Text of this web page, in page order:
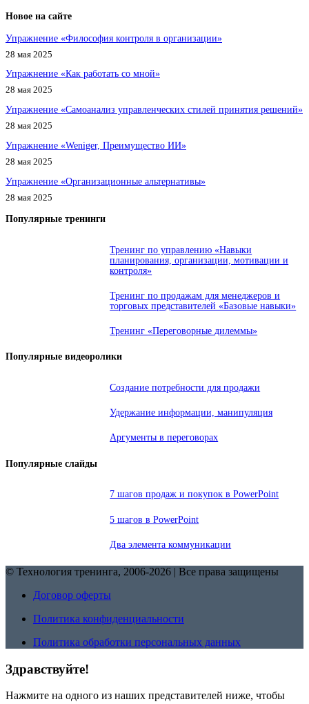
Новое на сайте
Упражнение «Философия контроля в организации»
28 мая 2025
Упражнение «Как работать со мной»
28 мая 2025
Упражнение «Самоанализ управленческих стилей принятия решений»
28 мая 2025
Упражнение «Weniger, Преимущество ИИ»
28 мая 2025
Упражнение «Организационные альтернативы»
28 мая 2025
Популярные тренинги
Тренинг по управлению «Навыки
планирования, организации, мотивации и
контроля»
Тренинг по продажам для менеджеров и
торговых представителей «Базовые навыки»
Тренинг «Переговорные дилеммы»
Популярные видеоролики
Создание потребности для продажи
Удержание информации, манипуляция
Аргументы в переговорах
Популярные слайды
7 шагов продаж и покупок в PowerPoint
5 шагов в PowerPoint
Два элемента коммуникации
© Технология тренинга, 2006-2026 | Все права защищены
Договор оферты
Политика конфиденциальности
Политика обработки персональных данных
Здравствуйте!
Нажмите на одного из наших представителей ниже, чтобы